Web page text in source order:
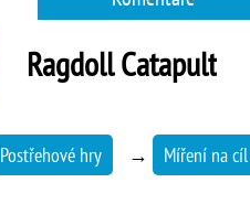
Ragdoll Catapult
Postřehové hry → Míření na cíl